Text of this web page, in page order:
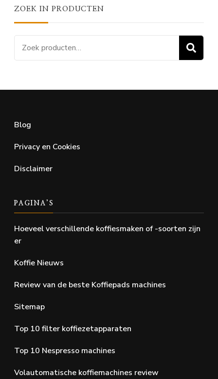
ZOEK IN PRODUCTEN
Blog
Privacy en Cookies
Disclaimer
PAGINA’S
Hoeveel verschillende koffiesmaken of -soorten zijn
er
Koffie Nieuws
Review van de beste Koffiepads machines
Sitemap
Top 10 filter koffiezetapparaten
Top 10 Nespresso machines
Volautomatische koffiemachines review